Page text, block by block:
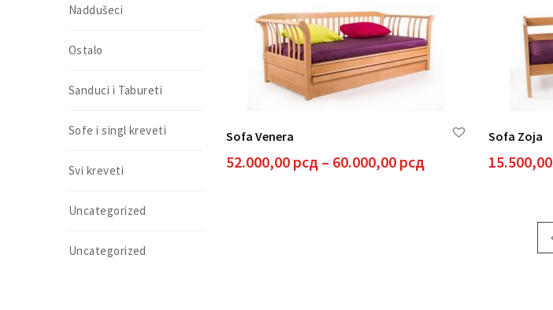
do
11.700,00 рсд
Sofa Venera
52.000,00 рсд – 60.000,00 рсдRaspon
Sofa Zoja
15.500,00
Naddušeci
Ostalo
Sanduci i Tabureti
Sofe i singl kreveti
Svi kreveti
Uncategorized
Uncategorized